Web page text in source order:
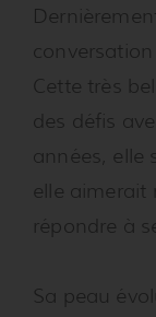
Cette très
des défis
années, elle
elle aimerait
répondre à
Sa peau